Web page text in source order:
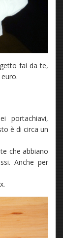
fai da te,
portachiavi,
è di circa un
che abbiano
Anche per